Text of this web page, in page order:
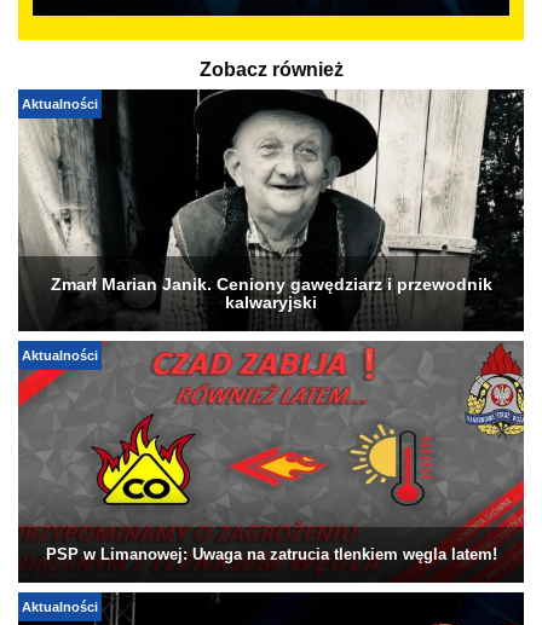
Zobacz również
Aktualności
Zmarł Marian Janik. Ceniony gawędziarz i przewodnik
kalwaryjski
Aktualności
PSP w Limanowej: Uwaga na zatrucia tlenkiem węgla latem!
Aktualności